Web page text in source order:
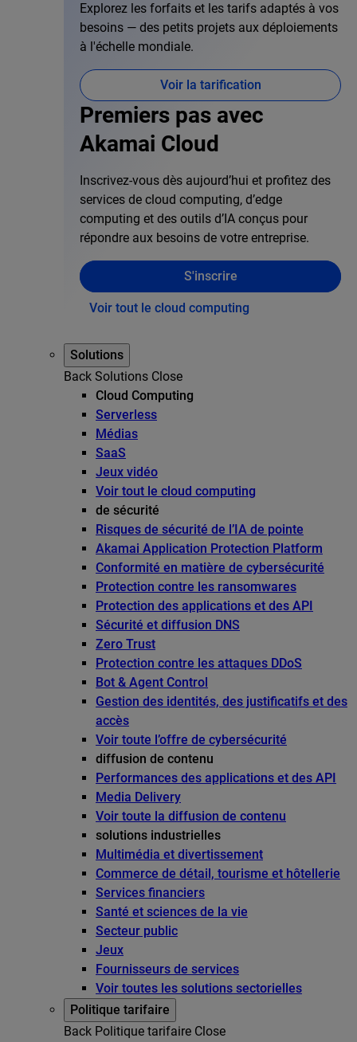
Explorez les forfaits et les tarifs adaptés à vos
besoins — des petits projets aux déploiements
à l'échelle mondiale.
Voir la tarification
Premiers pas avec
Akamai Cloud
Inscrivez-vous dès aujourd’hui et profitez des
services de cloud computing, d’edge
computing et des outils d’IA conçus pour
répondre aux besoins de votre entreprise.
S'inscrire
Voir tout le cloud computing
Solutions
Back Solutions Close
Cloud Computing
Serverless
Médias
SaaS
Jeux vidéo
Voir tout le cloud computing
de sécurité
Risques de sécurité de l’IA de pointe
Akamai Application Protection Platform
Conformité en matière de cybersécurité
Protection contre les ransomwares
Protection des applications et des API
Sécurité et diffusion DNS
Zero Trust
Protection contre les attaques DDoS
Bot & Agent Control
Gestion des identités, des justificatifs et des
accès
Voir toute l’offre de cybersécurité
diffusion de contenu
Performances des applications et des API
Media Delivery
Voir toute la diffusion de contenu
solutions industrielles
Multimédia et divertissement
Commerce de détail, tourisme et hôtellerie
Services financiers
Santé et sciences de la vie
Secteur public
Jeux
Fournisseurs de services
Voir toutes les solutions sectorielles
Politique tarifaire
Back Politique tarifaire Close